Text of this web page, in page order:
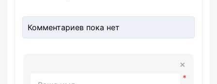
Комментариев пока нет